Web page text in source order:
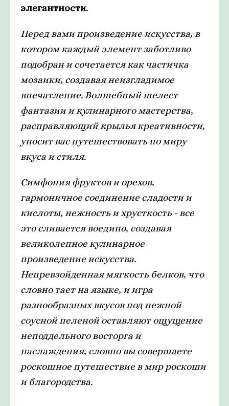
элегантности.
Перед вами произведение искусства, в
котором каждый элемент заботливо
подобран и сочетается как частичка
мозаики, создавая неизгладимое
впечатление. Волшебный шелест
фантазии и кулинарного мастерства,
расправляющий крылья креативности,
уносит вас путешествовать по миру
вкуса и стиля.
Симфония фруктов и орехов,
гармоничное соединение сладости и
кислоты, нежность и хрусткость - все
это сливается воедино, создавая
великолепное кулинарное
произведение искусства.
Непревзойденная мягкость белков, что
словно тает на языке, и игра
разнообразных вкусов под нежной
соусной пеленой оставляют ощущение
неподдельного восторга и
наслаждения, словно вы совершаете
роскошное путешествие в мир роскоши
и благородства.